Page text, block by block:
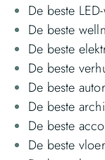
De beste
De beste
De beste
De beste
De beste
De beste
De beste
De beste